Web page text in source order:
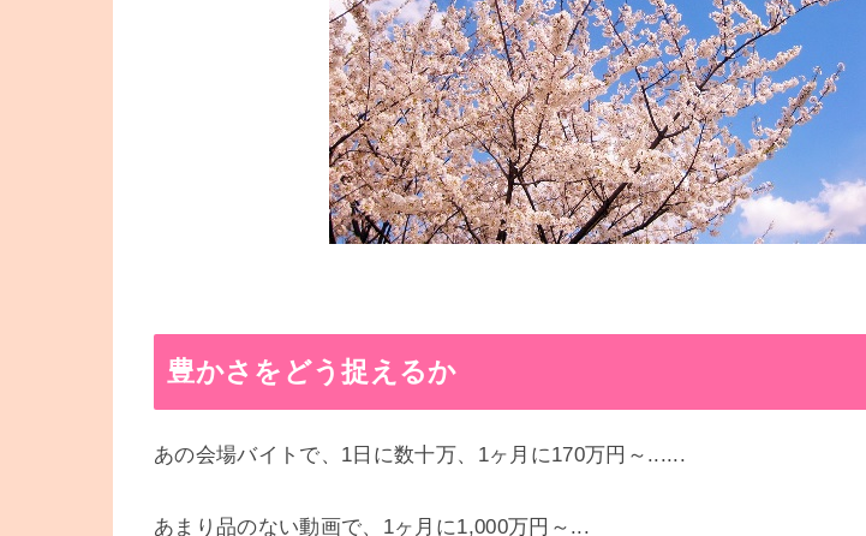
豊かさをどう捉えるか
あの会場バイトで、1日に数十万、1ヶ月に170万円～......
あまり品のない動画で、1ヶ月に1,000万円～...